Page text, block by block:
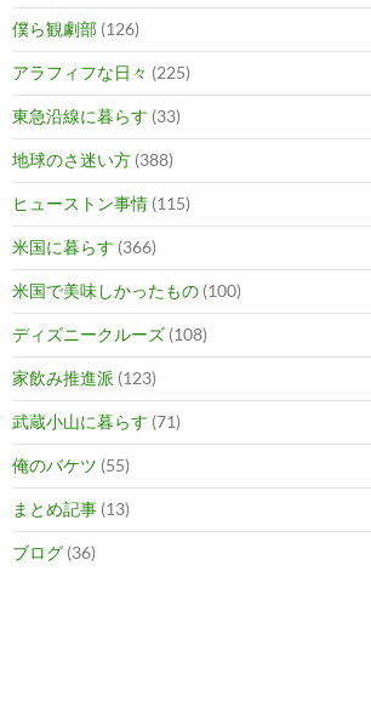
僕ら観劇部 (126)
アラフィフな日々 (225)
東急沿線に暮らす (33)
地球のさ迷い方 (388)
ヒューストン事情 (115)
米国に暮らす (366)
米国で美味しかったもの (100)
ディズニークルーズ (108)
家飲み推進派 (123)
武蔵小山に暮らす (71)
俺のバケツ (55)
まとめ記事 (13)
ブログ (36)